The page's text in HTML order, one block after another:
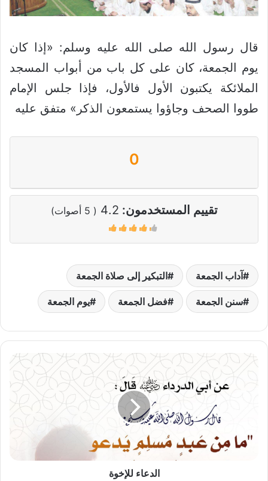
قال رسول الله صلى الله عليه وسلم: «إذا كان
يوم الجمعة، كان على كل باب من أبواب المسجد
الملائكة يكتبون الأول فالأول، فإذا جلس الإمام
طووا الصحف وجاؤوا يستمعون الذكر» متفق عليه
0
تقييم المستخدمون: 4.2
(
5 أصوات)
آداب الجمعة التبكير إلى صلاة الجمعة
سنن الجمعة فضل الجمعة يوم الجمعة
الدعاء
الدعاء للإخوة